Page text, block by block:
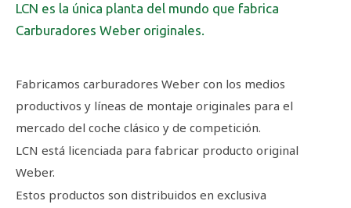
LCN es la única planta del mundo que fabrica
Carburadores Weber originales.
Fabricamos carburadores Weber con los medios
productivos y líneas de montaje originales para el
mercado del coche clásico y de competición.
LCN está licenciada para fabricar producto original
Weber.
Estos productos son distribuidos en exclusiva